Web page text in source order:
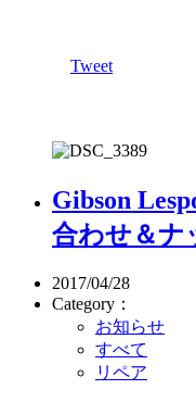
Tweet
Gibson
合わせ＆ナ
2017/04/28
Category：
お知らせ
すべて
リペア